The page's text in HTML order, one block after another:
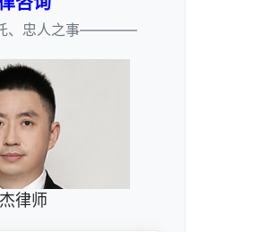
、忠人之事————
律师